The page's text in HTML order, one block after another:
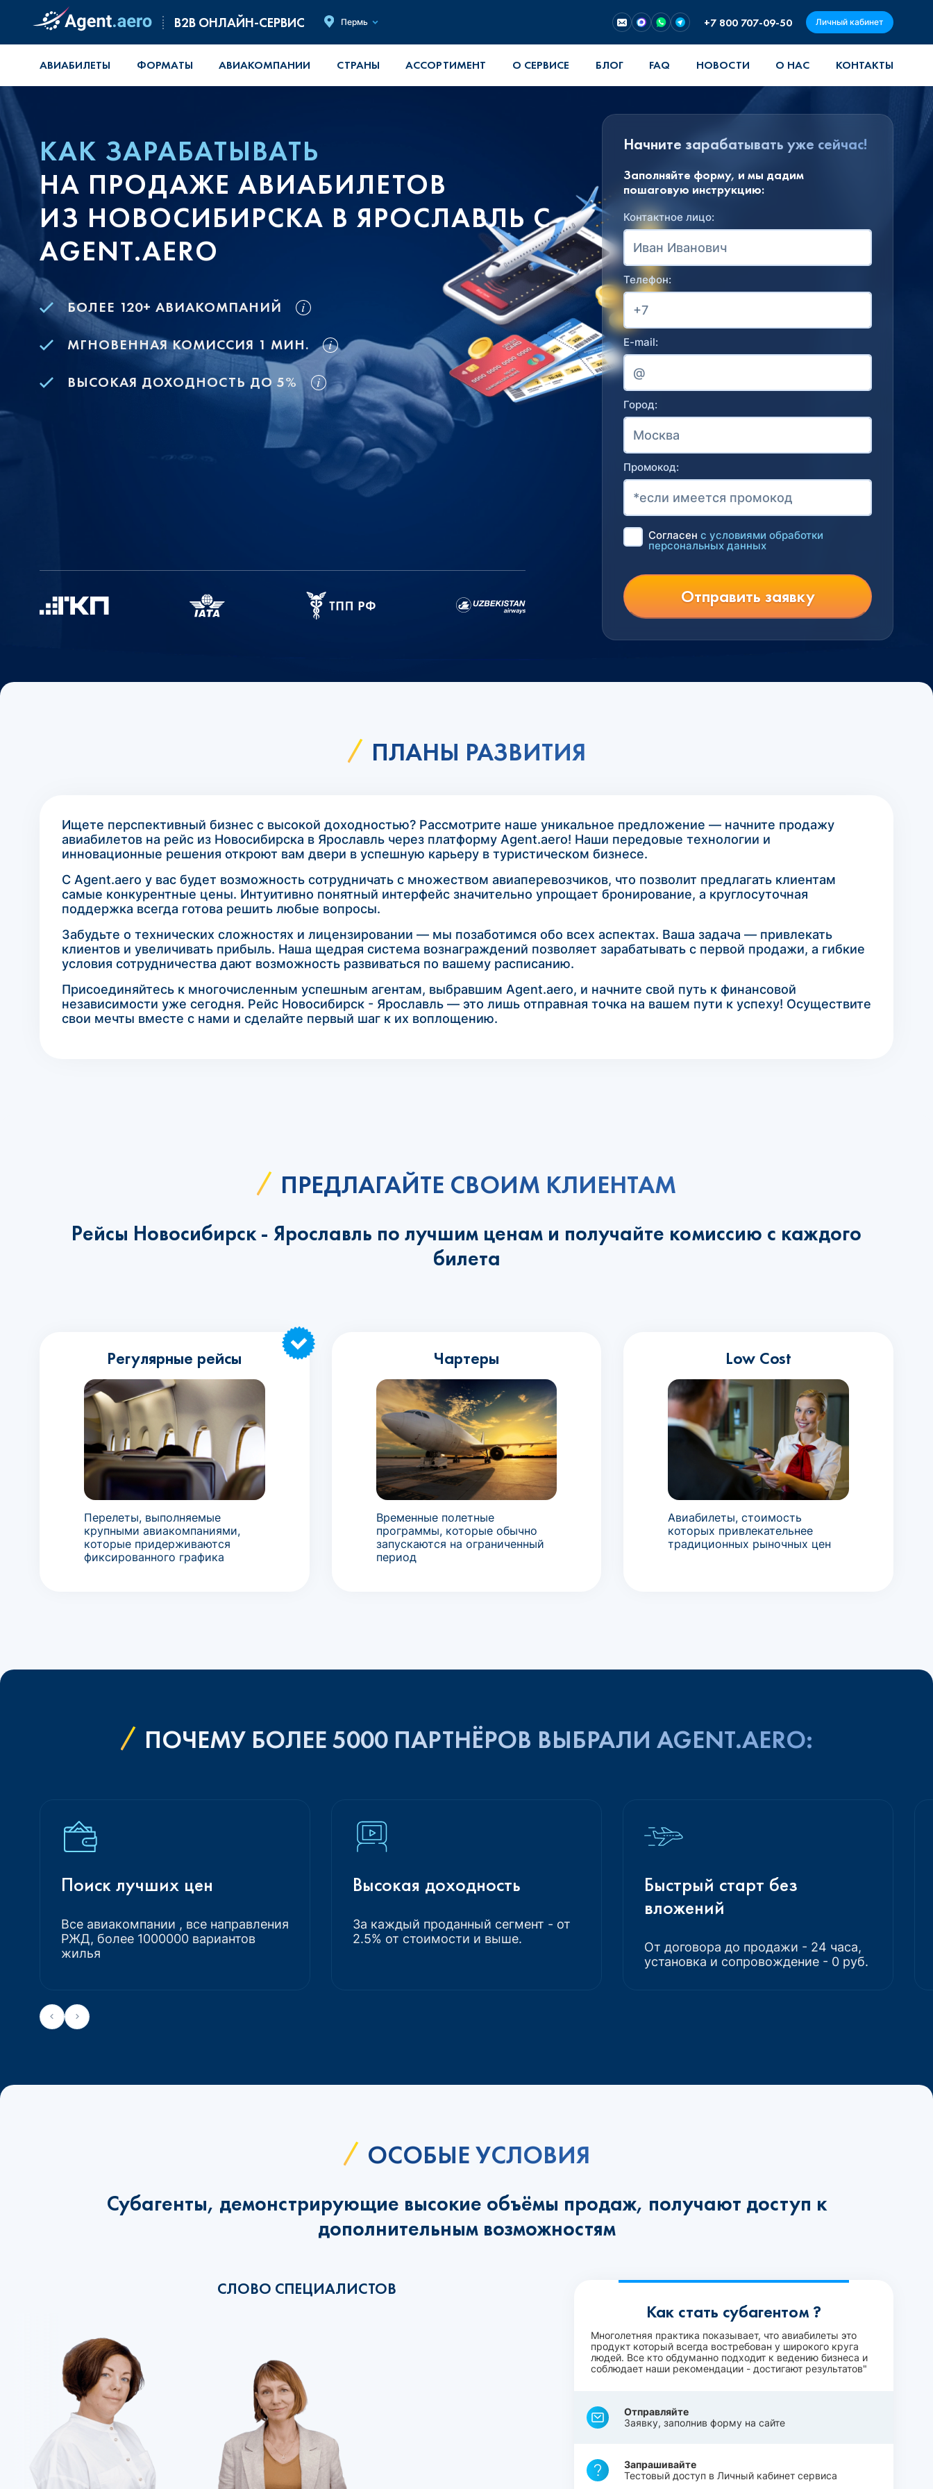
B2B ОНЛАЙН-СЕРВИС Пермь +7 800 707-09-50 Личный кабинет
АВИАБИЛЕТЫ ФОРМАТЫ АВИАКОМПАНИИ СТРАНЫ АССОРТИМЕНТ О СЕРВИСЕ БЛОГ FAQ НОВОСТИ О НАС КОНТАКТЫ
КАК ЗАРАБАТЫВАТЬ
НА ПРОДАЖЕ АВИАБИЛЕТОВ
ИЗ НОВОСИБИРСКА В ЯРОСЛАВЛЬ С
AGENT.AERO
БОЛЕЕ 120+ АВИАКОМПАНИЙ
МГНОВЕННАЯ КОМИССИЯ 1 МИН.
ВЫСОКАЯ ДОХОДНОСТЬ ДО 5%
Начните зарабатывать уже сейчас!
Заполняйте форму, и мы дадим
пошаговую инструкцию:
Контактное лицо:
Телефон:
E-mail:
Город:
Промокод:
Согласен с условиями обработки
персональных данных
Отправить заявку
ПЛАНЫ РАЗВИТИЯ
Ищете перспективный бизнес с высокой доходностью? Рассмотрите наше уникальное предложение — начните продажу
авиабилетов на рейс из Новосибирска в Ярославль через платформу Agent.aero! Наши передовые технологии и
инновационные решения откроют вам двери в успешную карьеру в туристическом бизнесе.
С Agent.aero у вас будет возможность сотрудничать с множеством авиаперевозчиков, что позволит предлагать клиентам
самые конкурентные цены. Интуитивно понятный интерфейс значительно упрощает бронирование, а круглосуточная
поддержка всегда готова решить любые вопросы.
Забудьте о технических сложностях и лицензировании — мы позаботимся обо всех аспектах. Ваша задача — привлекать
клиентов и увеличивать прибыль. Наша щедрая система вознаграждений позволяет зарабатывать с первой продажи, а гибкие
условия сотрудничества дают возможность развиваться по вашему расписанию.
Присоединяйтесь к многочисленным успешным агентам, выбравшим Agent.aero, и начните свой путь к финансовой
независимости уже сегодня. Рейс Новосибирск - Ярославль — это лишь отправная точка на вашем пути к успеху! Осуществите
свои мечты вместе с нами и сделайте первый шаг к их воплощению.
ПРЕДЛАГАЙТЕ СВОИМ КЛИЕНТАМ
Рейсы Новосибирск - Ярославль по лучшим ценам и получайте комиссию с каждого
билета
Регулярные рейсы
Перелеты, выполняемые
крупными авиакомпаниями,
которые придерживаются
фиксированного графика
Чартеры
Временные полетные
программы, которые обычно
запускаются на ограниченный
период
Low Cost
Авиабилеты, стоимость
которых привлекательнее
традиционных рыночных цен
ПОЧЕМУ БОЛЕЕ 5000 ПАРТНЁРОВ ВЫБРАЛИ AGENT.AERO:
Поиск лучших цен
Все авиакомпании , все направления
РЖД, более 1000000 вариантов
жилья
Высокая доходность
За каждый проданный сегмент - от
2.5% от стоимости и выше.
Быстрый старт без
вложений
От договора до продажи - 24 часа,
установка и сопровождение - 0 руб.
ОСОБЫЕ УСЛОВИЯ
Субагенты, демонстрирующие высокие объёмы продаж, получают доступ к
дополнительным возможностям
СЛОВО СПЕЦИАЛИСТОВ
Как стать субагентом ?
Многолетняя практика показывает, что авиабилеты это
продукт который всегда востребован у широкого круга
людей. Все кто обдуманно подходит к ведению бизнеса и
соблюдает наши рекомендации - достигают результатов"
Отправляйте
Заявку, заполнив форму на сайте
Запрашивайте
Тестовый доступ в Личный кабинет сервиса